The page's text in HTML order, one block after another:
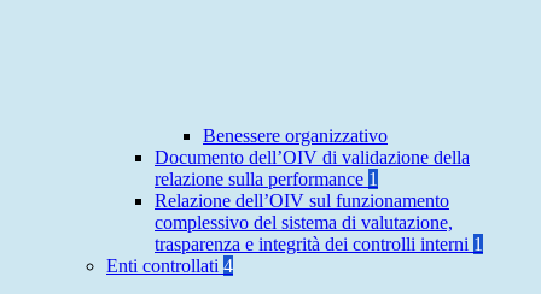
Benessere organizzativo
Documento dell’OIV di validazione della
relazione sulla performance 1
Relazione dell’OIV sul funzionamento
complessivo del sistema di valutazione,
trasparenza e integrità dei controlli interni 1
Enti controllati 4